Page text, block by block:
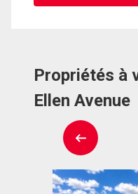
Propriétés à
Ellen Avenue